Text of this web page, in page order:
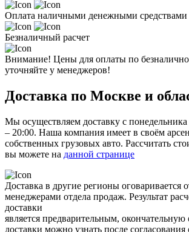
Оплата наличными денежными средствами
Безналичный расчет
Внимание! Цены для оплаты по
уточняйте у менеджеров!
Доставка по Москве и
Мы осуществляем доставку с понедельника
– 20:00. Наша компания имеет в своём
собственных грузовых авто. Рассчитать
вы можете на данной странице
Доставка в другие регионы оговаривается
менеджерами отдела продаж. Результат
доставки
является предварительным, окончательную
доставки можно узнать после